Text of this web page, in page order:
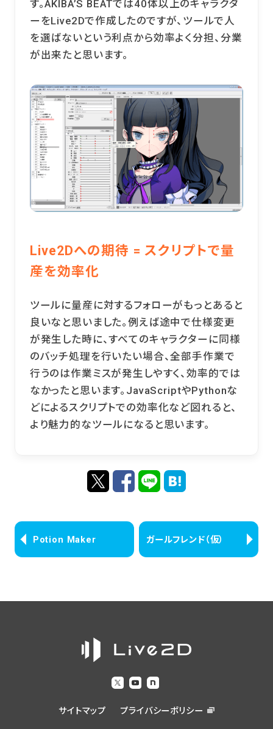
す。AKIBA’S BEATでは40体以上のキャラクタ
ーをLive2Dで作成したのですが、ツールで人
を選ばないという利点から効率よく分担、分業
が出来たと思います。
Live2Dへの期待 = スクリプトで量
産を効率化
ツールに量産に対するフォローがもっとあると
良いなと思いました。例えば途中で仕様変更
が発生した時に、すべてのキャラクターに同様
のバッチ処理を行いたい場合、全部手作業で
行うのは作業ミスが発生しやすく、効率的では
なかったと思います。JavaScriptやPythonな
どによるスクリプトでの効率化など図れると、
より魅力的なツールになると思います。
Potion Maker ガールフレンド（仮）
サイトマップ プライバシーポリシー